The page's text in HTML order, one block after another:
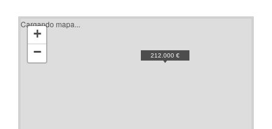
Cargando mapa...
212.000 €
+
−